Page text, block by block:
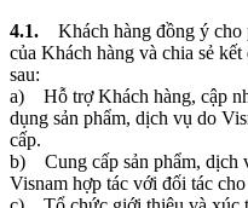
4.1. Khách hàng đồng ý cho
của Khách hàng và chia sẻ
sau:
a) Hỗ trợ Khách hàng, cập
dụng sản phẩm, dịch vụ do
cấp.
b) Cung cấp sản phẩm, dịch
Visnam hợp tác với đối tác